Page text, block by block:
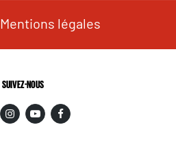
Mentions légales
SUIVEZ-NOUS